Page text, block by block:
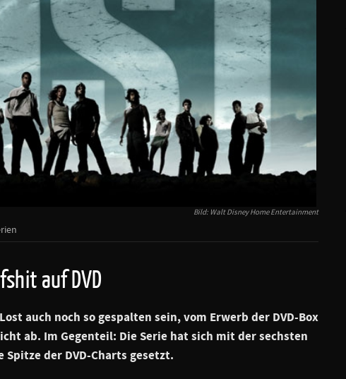
Bild: Walt Disney Home Entertainment
auf DVD
auch noch so gespalten sein, vom Erwerb der DVD-Box
ab. Im Gegenteil: Die Serie hat sich mit der sechsten
der DVD-Charts gesetzt.